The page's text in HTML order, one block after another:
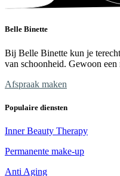
Belle Binette
Bij Belle Binette kun je
van schoonheid. Gewoon
Afspraak maken
Populaire diensten
Inner Beauty Therapy
Permanente make-up
Anti Aging